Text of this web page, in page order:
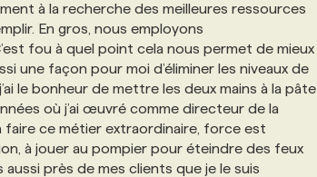
à la recherche des meilleures ressources
En gros, nous employons
fou à quel point cela nous permet de mieux
une façon pour moi d’éliminer les niveaux de
le bonheur de mettre les deux mains à la pâte
où j’ai œuvré comme directeur de la
faire ce métier extraordinaire, force est
à jouer au pompier pour éteindre des feux
aussi près de mes clients que je le suis